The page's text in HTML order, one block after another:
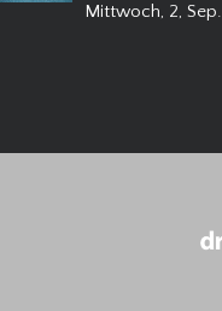
Mittwoch, 2, Sep.